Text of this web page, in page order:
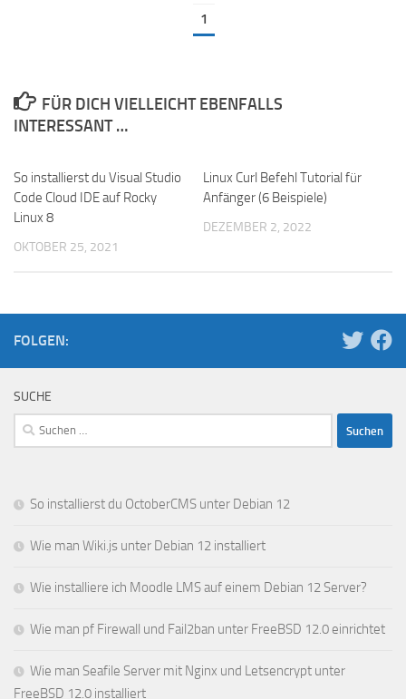
1
FÜR DICH VIELLEICHT EBENFALLS
INTERESSANT …
So installierst du Visual Studio
Code Cloud IDE auf Rocky
Linux 8
OKTOBER 25, 2021
Linux Curl Befehl Tutorial für
Anfänger (6 Beispiele)
DEZEMBER 2, 2022
FOLGEN:
SUCHE
Suchen
nach:
So installierst du OctoberCMS unter Debian 12
Wie man Wiki.js unter Debian 12 installiert
Wie installiere ich Moodle LMS auf einem Debian 12 Server?
Wie man pf Firewall und Fail2ban unter FreeBSD 12.0 einrichtet
Wie man Seafile Server mit Nginx und Letsencrypt unter
FreeBSD 12.0 installiert